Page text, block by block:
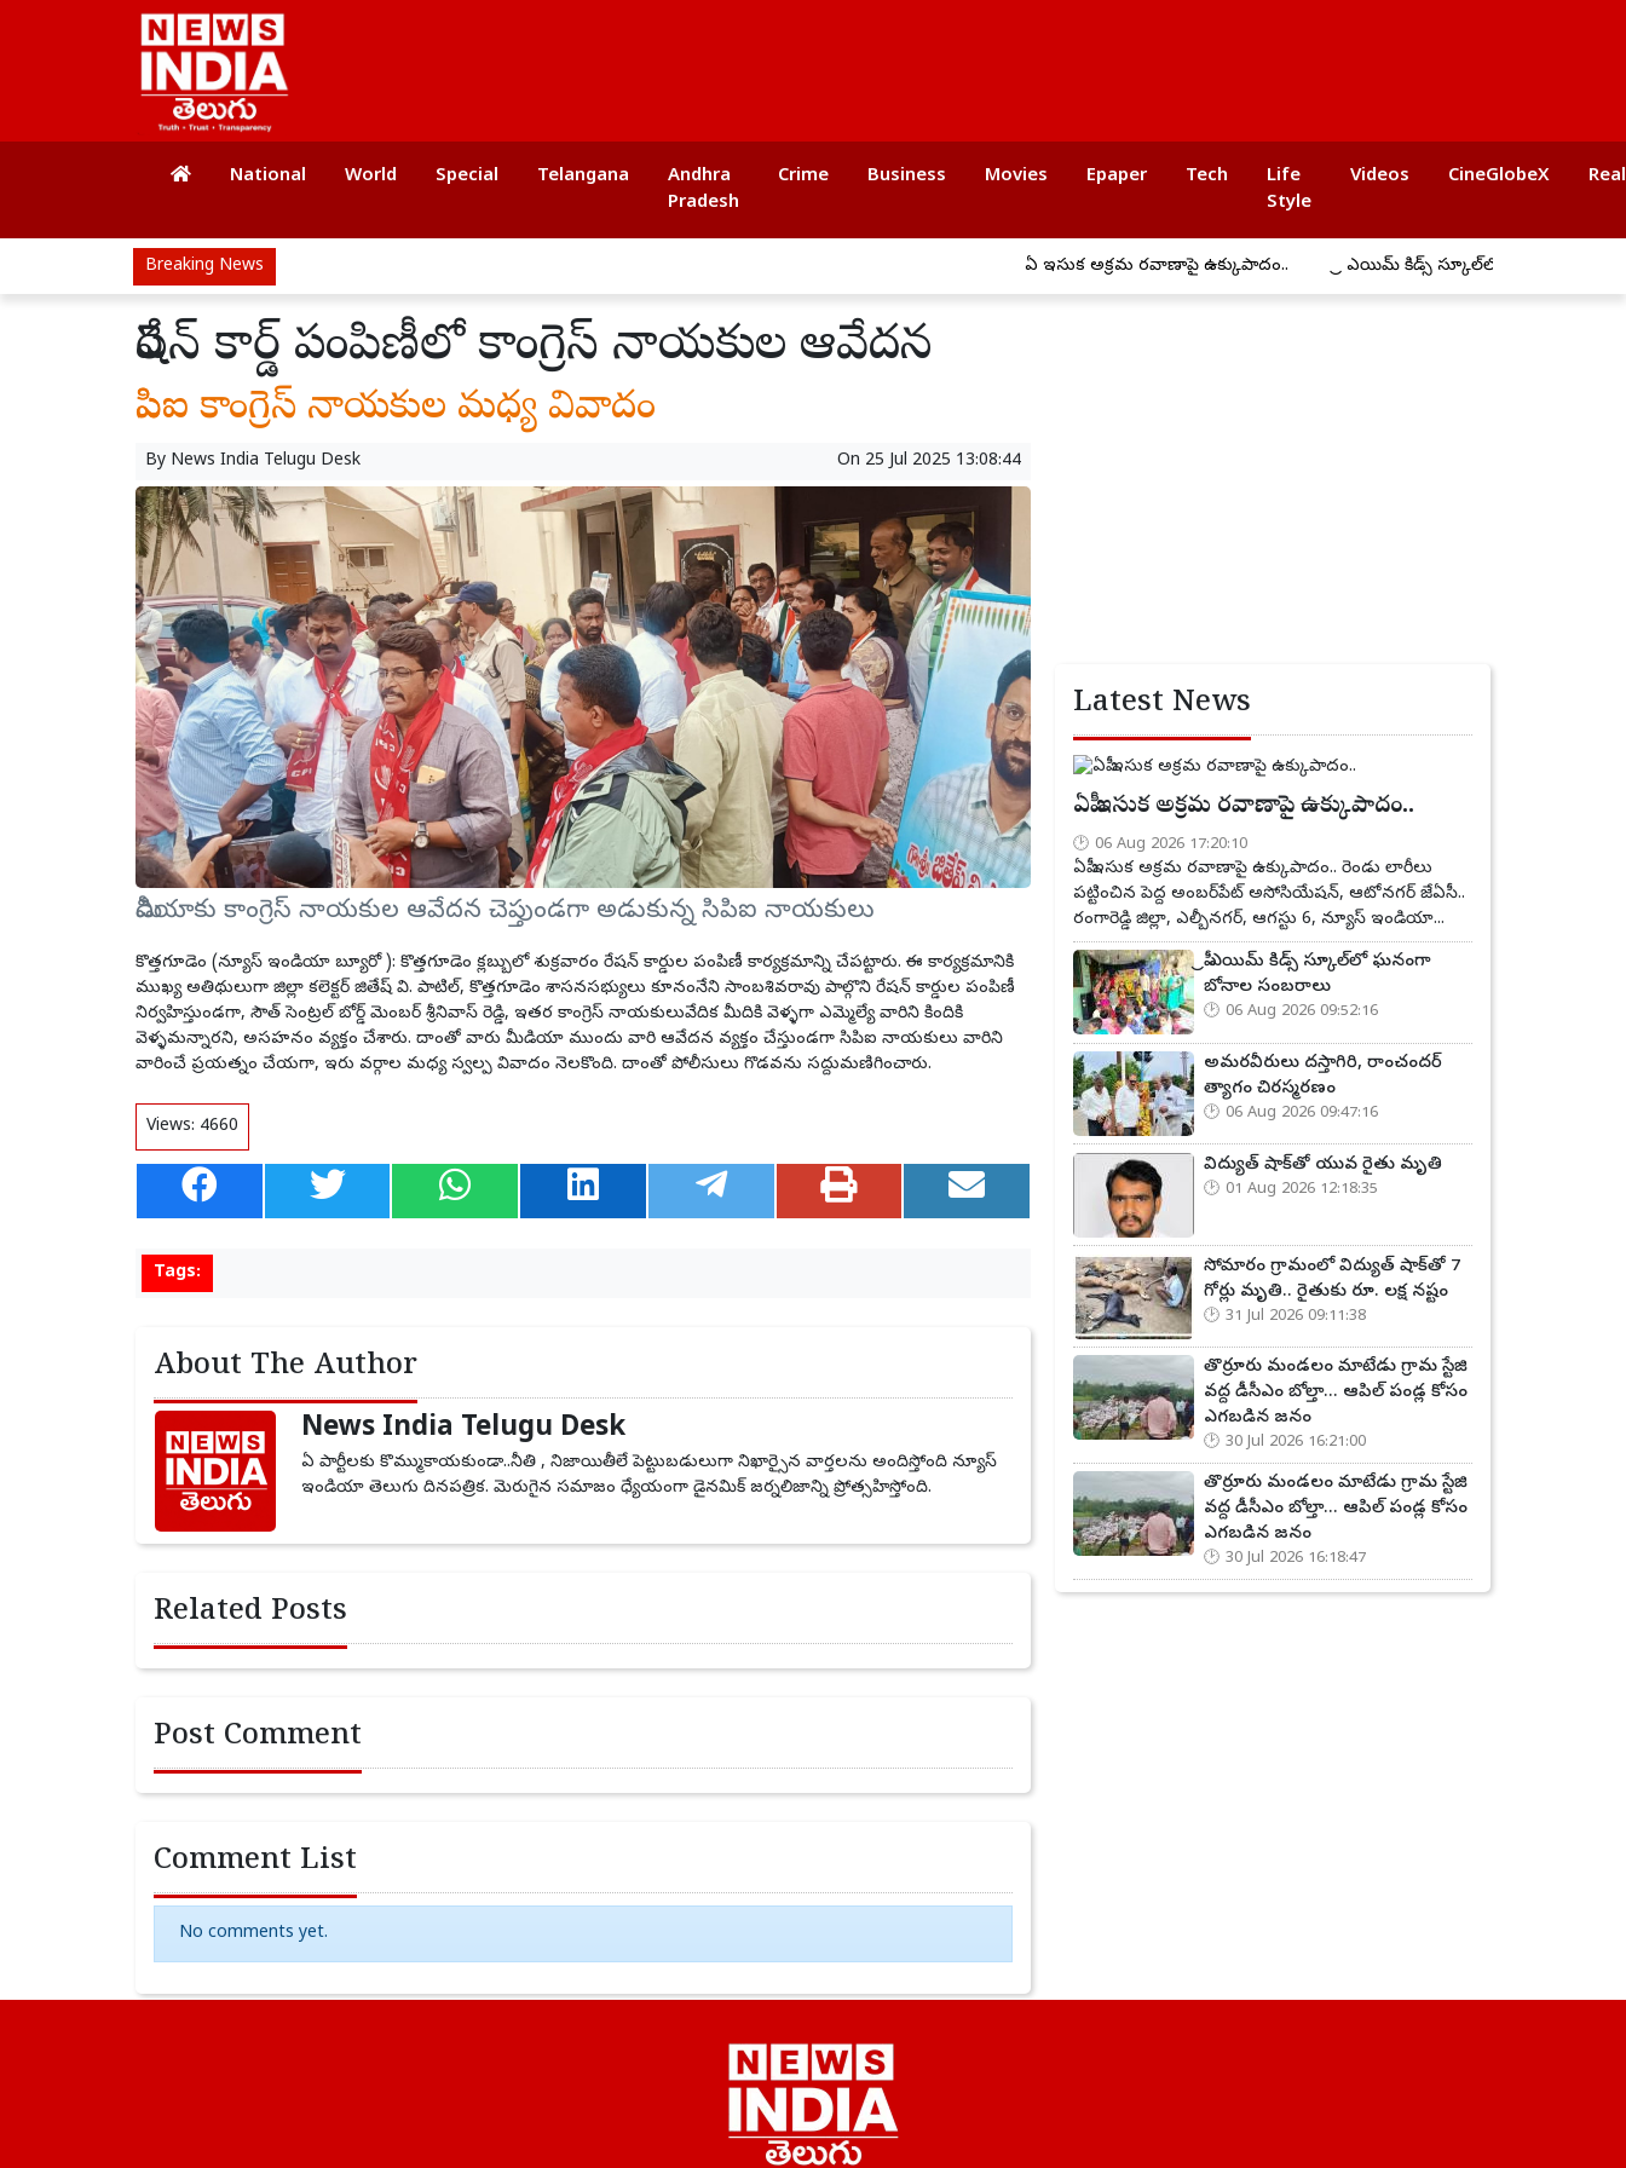
National World Special Telangana
Andhra
Pradesh
Crime Business Movies Epaper Tech
Life
Style
Videos CineGlobeX
Breaking News ఏపీ ఇసుక అక్రమ రవాణాపై ఉక్కుపాదం.. ప్రీ ఎయిమ్ కిడ్స్ స్కూల్‌లో ఘనంగా బోనాల
రేషన్ కార్డ్ పంపిణీలో కాంగ్రెస్ నాయకుల ఆవేదన
సిపిఐ కాంగ్రెస్ నాయకుల మధ్య వివాదం
By News India Telugu Desk On 25 Jul 2025 13:08:44
మీడియాకు కాంగ్రెస్ నాయకుల ఆవేదన చెప్తుండగా అడుకున్న సిపిఐ నాయకులు
కొత్తగూడెం (న్యూస్ ఇండియా బ్యూరో ): కొత్తగూడెం క్లబ్బులో శుక్రవారం రేషన్ కార్డుల పంపిణీ కార్యక్రమాన్ని చేపట్టారు. ఈ కార్యక్రమానికి
ముఖ్య అతిథులుగా జిల్లా కలెక్టర్ జితేష్ వి. పాటిల్, కొత్తగూడెం శాసనసభ్యులు కూనంనేని సాంబశివరావు పాల్గొని రేషన్ కార్డుల పంపిణీ
నిర్వహిస్తుండగా, సౌత్ సెంట్రల్ బోర్డ్ మెంబర్ శ్రీనివాస్ రెడ్డి, ఇతర కాంగ్రెస్ నాయకులువేదిక మీదికి వెళ్ళగా ఎమ్మెల్యే వారిని కిందికి
వెళ్ళమన్నారని, అసహనం వ్యక్తం చేశారు. దాంతో వారు మీడియా ముందు వారి ఆవేదన వ్యక్తం చేస్తుండగా సిపిఐ నాయకులు వారిని
వారించే ప్రయత్నం చేయగా, ఇరు వర్గాల మధ్య స్వల్ప వివాదం నెలకొంది. దాంతో పోలీసులు గొడవను సద్దుమణిగించారు.
Views: 4660
Tags:
About The Author
News India Telugu Desk
ఏ పార్టీలకు కొమ్ముకాయకుండా..నీతి , నిజాయితీలే పెట్టుబడులుగా నిఖార్సైన వార్తలను అందిస్తోంది న్యూస్
ఇండియా తెలుగు దినపత్రిక. మెరుగైన సమాజం ధ్యేయంగా డైనమిక్ జర్నలిజాన్ని ప్రోత్సహిస్తోంది.
Related Posts
Post Comment
Comment List
No comments yet.
Latest News
ఏపీ ఇసుక అక్రమ రవాణాపై ఉక్కుపాదం..
06 Aug 2026 17:20:10
ఏపీ ఇసుక అక్రమ రవాణాపై ఉక్కుపాదం.. రెండు లారీలు
పట్టించిన పెద్ద అంబర్‌పేట్ అసోసియేషన్, ఆటోనగర్ జేఏసీ..
రంగారెడ్డి జిల్లా, ఎల్బీనగర్, ఆగస్టు 6, న్యూస్ ఇండియా...
ప్రీ ఎయిమ్ కిడ్స్ స్కూల్‌లో ఘనంగా
బోనాల సంబరాలు
06 Aug 2026 09:52:16
అమరవీరులు దస్తాగిరి, రాంచందర్
త్యాగం చిరస్మరణం
06 Aug 2026 09:47:16
విద్యుత్ షాక్‌తో యువ రైతు మృతి
01 Aug 2026 12:18:35
సోమారం గ్రామంలో విద్యుత్ షాక్‌తో 7
గోర్లు మృతి.. రైతుకు రూ. లక్ష నష్టం
31 Jul 2026 09:11:38
తొర్రూరు మండలం మాటేడు గ్రామ స్టేజి
వద్ద డీసీఎం బోల్తా... ఆపిల్ పండ్ల కోసం
ఎగబడిన జనం
30 Jul 2026 16:21:00
తొర్రూరు మండలం మాటేడు గ్రామ స్టేజి
వద్ద డీసీఎం బోల్తా... ఆపిల్ పండ్ల కోసం
ఎగబడిన జనం
30 Jul 2026 16:18:47